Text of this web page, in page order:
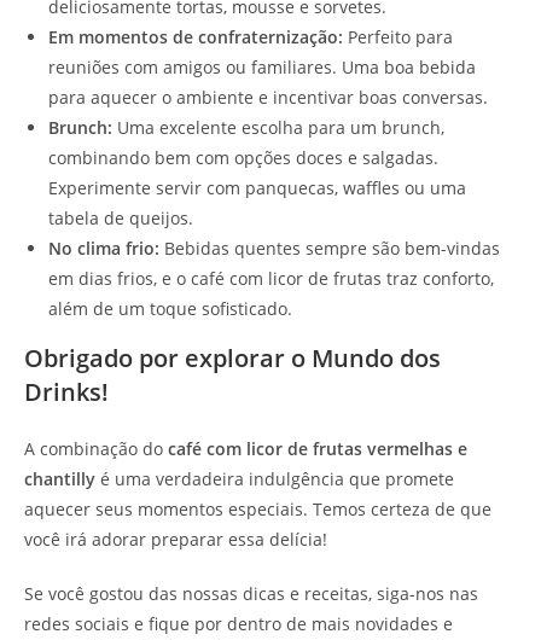
deliciosamente tortas, mousse e sorvetes.
Em momentos de confraternização: Perfeito para
reuniões com amigos ou familiares. Uma boa bebida
para aquecer o ambiente e incentivar boas conversas.
Brunch: Uma excelente escolha para um brunch,
combinando bem com opções doces e salgadas.
Experimente servir com panquecas, waffles ou uma
tabela de queijos.
No clima frio: Bebidas quentes sempre são bem-vindas
em dias frios, e o café com licor de frutas traz conforto,
além de um toque sofisticado.
Obrigado por explorar o Mundo dos
Drinks!
A combinação do café com licor de frutas vermelhas e
chantilly é uma verdadeira indulgência que promete
aquecer seus momentos especiais. Temos certeza de que
você irá adorar preparar essa delícia!
Se você gostou das nossas dicas e receitas, siga-nos nas
redes sociais e fique por dentro de mais novidades e